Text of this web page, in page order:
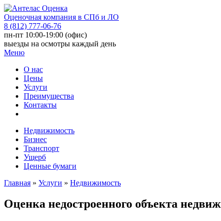
Оценочная компания в СПб и ЛО
8 (812) 777-06-76
пн-пт 10:00-19:00 (офис)
выезды на осмотры каждый день
Меню
О нас
Цены
Услуги
Преимущества
Контакты
Недвижимость
Бизнес
Транспорт
Ущерб
Ценные бумаги
Главная » Услуги » Недвижимость
Оценка недостроенного объекта